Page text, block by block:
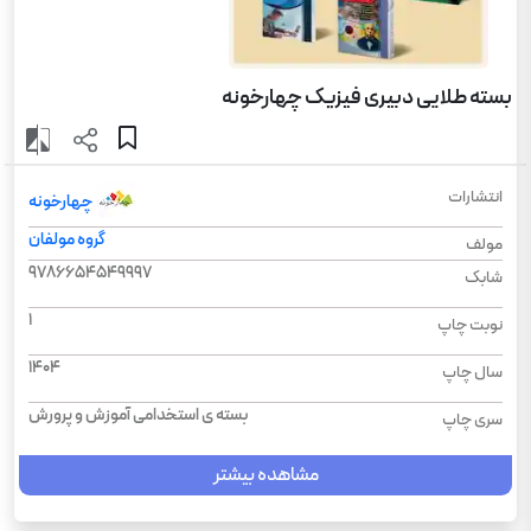
بسته طلایی دبیری فیزیک چهارخونه
انتشارات
چهارخونه
مولف
گروه مولفان
شابک
9786654549997
نوبت چاپ 1
سال چاپ 1404
سری چاپ بسته ی استخدامی آموزش و پرورش
مشاهده بیشتر